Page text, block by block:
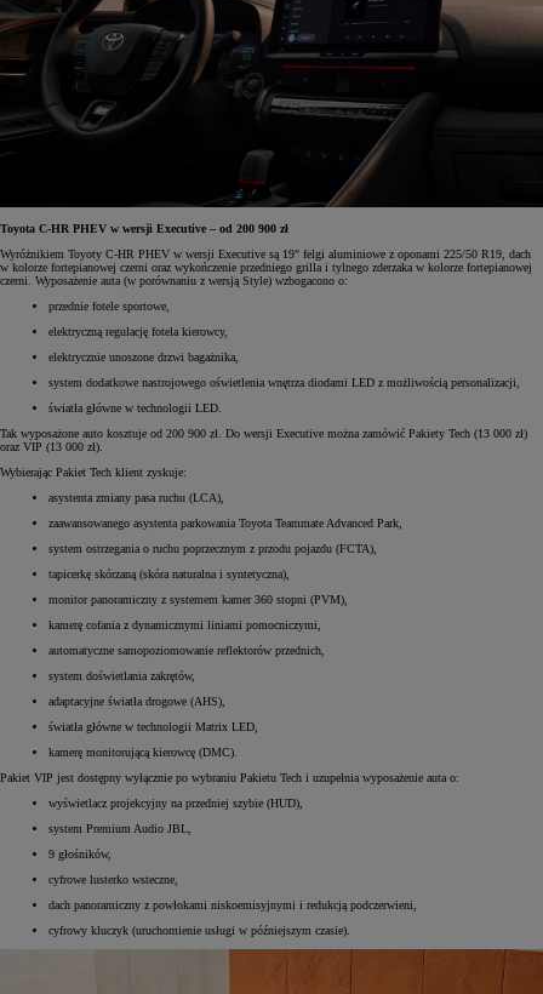
Toyota C-HR PHEV w wersji Executive – od 200 900 zł
Wyróżnikiem Toyoty C-HR PHEV w wersji Executive są 19" felgi aluminiowe z oponami 225/50 R19, dach
w kolorze fortepianowej czerni oraz wykończenie przedniego grilla i tylnego zderzaka w kolorze fortepianowej
czerni. Wyposażenie auta (w porównaniu z wersją Style) wzbogacono o:
przednie fotele sportowe,
elektryczną regulację fotela kierowcy,
elektrycznie unoszone drzwi bagażnika,
system dodatkowe nastrojowego oświetlenia wnętrza diodami LED z możliwością personalizacji,
światła główne w technologii LED.
Tak wyposażone auto kosztuje od 200 900 zł. Do wersji Executive można zamówić Pakiety Tech (13 000 zł)
oraz VIP (13 000 zł).
Wybierając Pakiet Tech klient zyskuje:
asystenta zmiany pasa ruchu (LCA),
zaawansowanego asystenta parkowania Toyota Teammate Advanced Park,
system ostrzegania o ruchu poprzecznym z przodu pojazdu (FCTA),
tapicerkę skórzaną (skóra naturalna i syntetyczna),
monitor panoramiczny z systemem kamer 360 stopni (PVM),
kamerę cofania z dynamicznymi liniami pomocniczymi,
automatyczne samopoziomowanie reflektorów przednich,
system doświetlania zakrętów,
adaptacyjne światła drogowe (AHS),
światła główne w technologii Matrix LED,
kamerę monitorującą kierowcę (DMC).
Pakiet VIP jest dostępny wyłącznie po wybraniu Pakietu Tech i uzupełnia wyposażenie auta o:
wyświetlacz projekcyjny na przedniej szybie (HUD),
system Premium Audio JBL,
9 głośników,
cyfrowe lusterko wsteczne,
dach panoramiczny z powłokami niskoemisyjnymi i redukcją podczerwieni,
cyfrowy kluczyk (uruchomienie usługi w późniejszym czasie).